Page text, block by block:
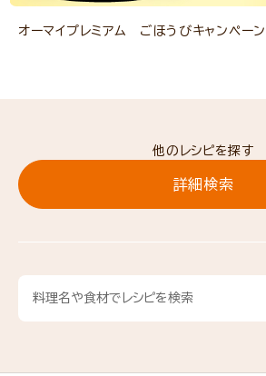
オーマイプレミアム ごほうびキャンペーン
他のレシピを探す
詳細検索